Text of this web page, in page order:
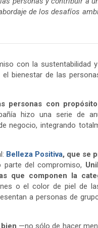
de los desafíos
con la sustentabilidad
bienestar de las
personas con
hizo una serie de
negocio, integrando
Belleza Positiva, que se
parte del compromiso,
que componen la
o el color de piel de
a personas de
—no sólo de hacer